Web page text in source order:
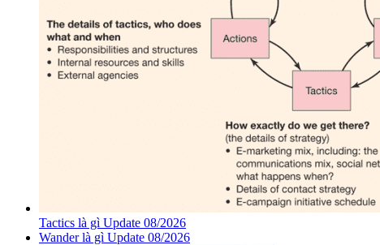
Tactics là gì Update 08/2026
Wander là gì Update 08/2026